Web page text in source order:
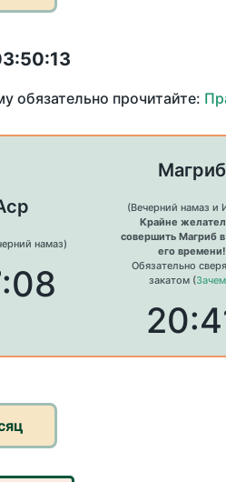
обязательно прочитайте:
намаз)
Магриб
(Вечерний намаз и
Крайне
совершить Магриб
его времени!
Обязательно
закатом (